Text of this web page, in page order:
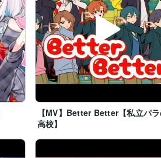
【MV】Better Better【私立パ
高校】